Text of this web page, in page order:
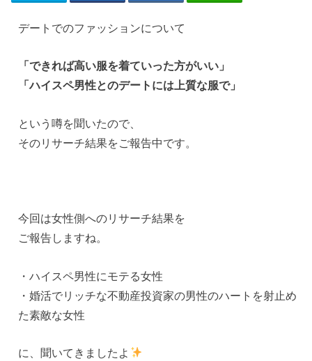
デートでのファッションについて
「できれば高い服を着ていった方がいい」
「ハイスペ男性とのデートには上質な服で」
という噂を聞いたので、
そのリサーチ結果をご報告中です。
今回は女性側へのリサーチ結果を
ご報告しますね。
・ハイスペ男性にモテる女性
・婚活でリッチな不動産投資家の男性のハートを射止め
た素敵な女性
に、聞いてきましたよ